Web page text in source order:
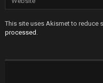
This site uses Akismet to reduce
processed